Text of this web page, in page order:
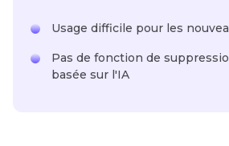
Usage difficile pour les
Pas de fonction de
basée sur l'IA